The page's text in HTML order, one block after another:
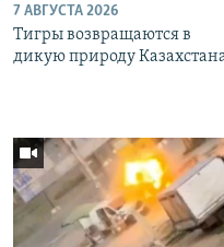
7 АВГУСТА 2026
Тигры возвращаются в
дикую природу